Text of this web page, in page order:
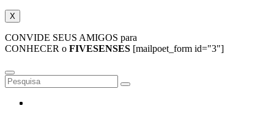
X
CONVIDE SEUS AMIGOS para
CONHECER o FIVESENSES [mailpoet_form id="3"]